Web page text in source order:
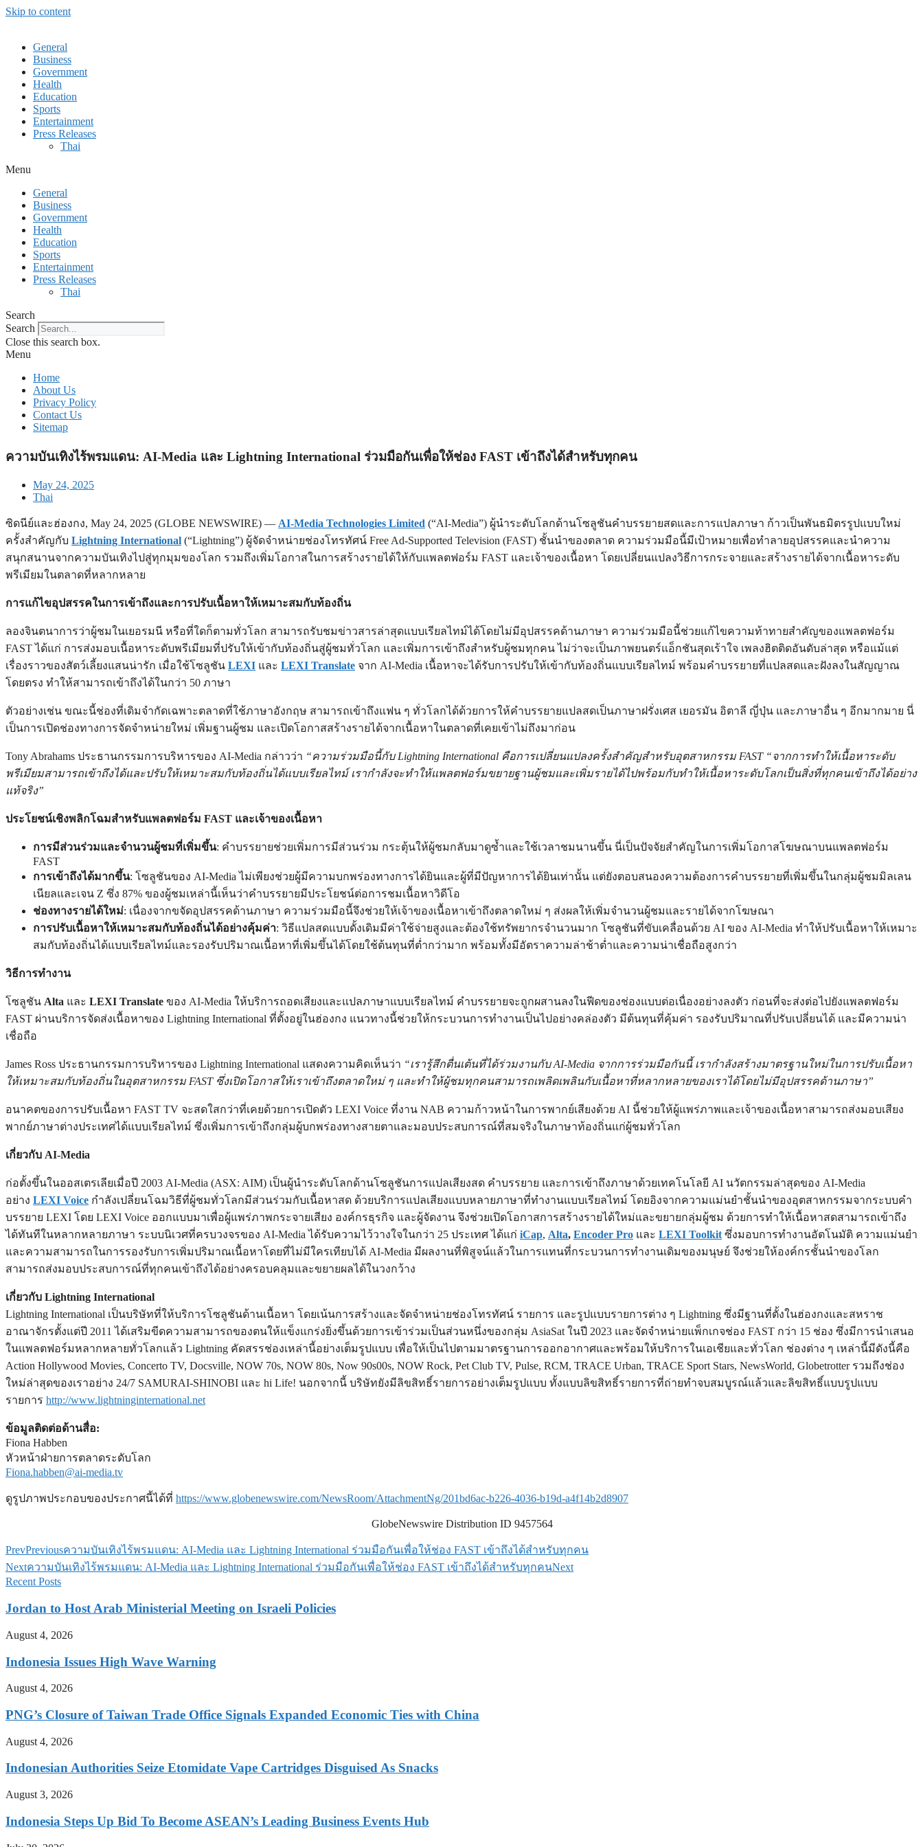
Skip to content
General
Business
Government
Health
Education
Sports
Entertainment
Press Releases
Thai
Menu
General
Business
Government
Health
Education
Sports
Entertainment
Press Releases
Thai
Search
Search
Close this search box.
Menu
Home
About Us
Privacy Policy
Contact Us
Sitemap
ความบันเทิงไร้พรมแดน: AI-Media และ Lightning International ร่วมมือกันเพื่อให้ช่อง FAST เข้าถึงได้สำหรับทุกคน
May 24, 2025
Thai
ซิดนีย์และฮ่องกง, May 24, 2025 (GLOBE NEWSWIRE) — AI-Media Technologies Limited (“AI-Media”) ผู้นำระดับโลกด้านโซลูชันคำบรรยายสดและการแปลภาษา ก้าวเป็นพันธมิตรรูปแบบใหม่
ครั้งสำคัญกับ Lightning International (“Lightning”) ผู้จัดจำหน่ายช่องโทรทัศน์ Free Ad-Supported Television (FAST) ชั้นนำของตลาด ความร่วมมือนี้มีเป้าหมายเพื่อทำลายอุปสรรคและนำความ
สนุกสนานจากความบันเทิงไปสู่ทุกมุมของโลก รวมถึงเพิ่มโอกาสในการสร้างรายได้ให้กับแพลตฟอร์ม FAST และเจ้าของเนื้อหา โดยเปลี่ยนแปลงวิธีการกระจายและสร้างรายได้จากเนื้อหาระดับ
พรีเมียมในตลาดที่หลากหลาย
การแก้ไขอุปสรรคในการเข้าถึงและการปรับเนื้อหาให้เหมาะสมกับท้องถิ่น
ลองจินตนาการว่าผู้ชมในเยอรมนี หรือที่ใดก็ตามทั่วโลก สามารถรับชมข่าวสารล่าสุดแบบเรียลไทม์ได้โดยไม่มีอุปสรรคด้านภาษา ความร่วมมือนี้ช่วยแก้ไขความท้าทายสำคัญของแพลตฟอร์ม
FAST ได้แก่ การส่งมอบเนื้อหาระดับพรีเมียมที่ปรับให้เข้ากับท้องถิ่นสู่ผู้ชมทั่วโลก และเพิ่มการเข้าถึงสำหรับผู้ชมทุกคน ไม่ว่าจะเป็นภาพยนตร์แอ็กชันสุดเร้าใจ เพลงฮิตติดอันดับล่าสุด หรือแม้แต่
เรื่องราวของสัตว์เลี้ยงแสนน่ารัก เมื่อใช้โซลูชัน LEXI และ LEXI Translate จาก AI-Media เนื้อหาจะได้รับการปรับให้เข้ากับท้องถิ่นแบบเรียลไทม์ พร้อมคำบรรยายที่แปลสดและฝังลงในสัญญาณ
โดยตรง ทำให้สามารถเข้าถึงได้ในกว่า 50 ภาษา
ตัวอย่างเช่น ขณะนี้ช่องที่เดิมจำกัดเฉพาะตลาดที่ใช้ภาษาอังกฤษ สามารถเข้าถึงแฟน ๆ ทั่วโลกได้ด้วยการให้คำบรรยายแปลสดเป็นภาษาฝรั่งเศส เยอรมัน อิตาลี ญี่ปุ่น และภาษาอื่น ๆ อีกมากมาย นี่
เป็นการเปิดช่องทางการจัดจำหน่ายใหม่ เพิ่มฐานผู้ชม และเปิดโอกาสสร้างรายได้จากเนื้อหาในตลาดที่เคยเข้าไม่ถึงมาก่อน
Tony Abrahams ประธานกรรมการบริหารของ AI-Media กล่าวว่า “ความร่วมมือนี้กับ Lightning International คือการเปลี่ยนแปลงครั้งสำคัญสำหรับอุตสาหกรรม FAST “จากการทำให้เนื้อหาระดับ
พรีเมียมสามารถเข้าถึงได้และปรับให้เหมาะสมกับท้องถิ่นได้แบบเรียลไทม์ เรากำลังจะทำให้แพลตฟอร์มขยายฐานผู้ชมและเพิ่มรายได้ไปพร้อมกับทำให้เนื้อหาระดับโลกเป็นสิ่งที่ทุกคนเข้าถึงได้อย่าง
แท้จริง”
ประโยชน์เชิงพลิกโฉมสำหรับแพลตฟอร์ม FAST และเจ้าของเนื้อหา
การมีส่วนร่วมและจำนวนผู้ชมที่เพิ่มขึ้น: คำบรรยายช่วยเพิ่มการมีส่วนร่วม กระตุ้นให้ผู้ชมกลับมาดูซ้ำและใช้เวลาชมนานขึ้น นี่เป็นปัจจัยสำคัญในการเพิ่มโอกาสโฆษณาบนแพลตฟอร์ม
FAST
การเข้าถึงได้มากขึ้น: โซลูชันของ AI-Media ไม่เพียงช่วยผู้มีความบกพร่องทางการได้ยินและผู้ที่มีปัญหาการได้ยินเท่านั้น แต่ยังตอบสนองความต้องการคำบรรยายที่เพิ่มขึ้นในกลุ่มผู้ชมมิลเลน
เนียลและเจน Z ซึ่ง 87% ของผู้ชมเหล่านี้เห็นว่าคำบรรยายมีประโยชน์ต่อการชมเนื้อหาวิดีโอ
ช่องทางรายได้ใหม่: เนื่องจากขจัดอุปสรรคด้านภาษา ความร่วมมือนี้จึงช่วยให้เจ้าของเนื้อหาเข้าถึงตลาดใหม่ ๆ ส่งผลให้เพิ่มจำนวนผู้ชมและรายได้จากโฆษณา
การปรับเนื้อหาให้เหมาะสมกับท้องถิ่นได้อย่างคุ้มค่า: วิธีแปลสดแบบดั้งเดิมมีค่าใช้จ่ายสูงและต้องใช้ทรัพยากรจำนวนมาก โซลูชันที่ขับเคลื่อนด้วย AI ของ AI-Media ทำให้ปรับเนื้อหาให้เหมาะ
สมกับท้องถิ่นได้แบบเรียลไทม์และรองรับปริมาณเนื้อหาที่เพิ่มขึ้นได้โดยใช้ต้นทุนที่ต่ำกว่ามาก พร้อมทั้งมีอัตราความล่าช้าต่ำและความน่าเชื่อถือสูงกว่า
วิธีการทำงาน
โซลูชัน Alta และ LEXI Translate ของ AI-Media ให้บริการถอดเสียงและแปลภาษาแบบเรียลไทม์ คำบรรยายจะถูกผสานลงในฟีดของช่องแบบต่อเนื่องอย่างลงตัว ก่อนที่จะส่งต่อไปยังแพลตฟอร์ม
FAST ผ่านบริการจัดส่งเนื้อหาของ Lightning International ที่ตั้งอยู่ในฮ่องกง แนวทางนี้ช่วยให้กระบวนการทำงานเป็นไปอย่างคล่องตัว มีต้นทุนที่คุ้มค่า รองรับปริมาณที่ปรับเปลี่ยนได้ และมีความน่า
เชื่อถือ
James Ross ประธานกรรมการบริหารของ Lightning International แสดงความคิดเห็นว่า “เรารู้สึกตื่นเต้นที่ได้ร่วมงานกับ AI-Media จากการร่วมมือกันนี้ เรากำลังสร้างมาตรฐานใหม่ในการปรับเนื้อหา
ให้เหมาะสมกับท้องถิ่นในอุตสาหกรรม FAST ซึ่งเปิดโอกาสให้เราเข้าถึงตลาดใหม่ ๆ และทำให้ผู้ชมทุกคนสามารถเพลิดเพลินกับเนื้อหาที่หลากหลายของเราได้โดยไม่มีอุปสรรคด้านภาษา”
อนาคตของการปรับเนื้อหา FAST TV จะสดใสกว่าที่เคยด้วยการเปิดตัว LEXI Voice ที่งาน NAB ความก้าวหน้าในการพากย์เสียงด้วย AI นี้ช่วยให้ผู้แพร่ภาพและเจ้าของเนื้อหาสามารถส่งมอบเสียง
พากย์ภาษาต่างประเทศได้แบบเรียลไทม์ ซึ่งเพิ่มการเข้าถึงกลุ่มผู้บกพร่องทางสายตาและมอบประสบการณ์ที่สมจริงในภาษาท้องถิ่นแก่ผู้ชมทั่วโลก
เกี่ยวกับ AI-Media
ก่อตั้งขึ้นในออสเตรเลียเมื่อปี 2003 AI-Media (ASX: AIM) เป็นผู้นำระดับโลกด้านโซลูชันการแปลเสียงสด คำบรรยาย และการเข้าถึงภาษาด้วยเทคโนโลยี AI นวัตกรรมล่าสุดของ AI-Media
อย่าง LEXI Voice กำลังเปลี่ยนโฉมวิธีที่ผู้ชมทั่วโลกมีส่วนร่วมกับเนื้อหาสด ด้วยบริการแปลเสียงแบบหลายภาษาที่ทำงานแบบเรียลไทม์ โดยอิงจากความแม่นยำชั้นนำของอุตสาหกรรมจากระบบคำ
บรรยาย LEXI โดย LEXI Voice ออกแบบมาเพื่อผู้แพร่ภาพกระจายเสียง องค์กรธุรกิจ และผู้จัดงาน จึงช่วยเปิดโอกาสการสร้างรายได้ใหม่และขยายกลุ่มผู้ชม ด้วยการทำให้เนื้อหาสดสามารถเข้าถึง
ได้ทันทีในหลากหลายภาษา ระบบนิเวศที่ครบวงจรของ AI-Media ได้รับความไว้วางใจในกว่า 25 ประเทศ ได้แก่ iCap, Alta, Encoder Pro และ LEXI Toolkitซึ่งมอบการทำงานอัตโนมัติ ความแม่นยำ
และความสามารถในการรองรับการเพิ่มปริมาณเนื้อหาโดยที่ไม่มีใครเทียบได้ AI-Media มีผลงานที่พิสูจน์แล้วในการแทนที่กระบวนการทำงานเดิมของมนุษย์ จึงช่วยให้องค์กรชั้นนำของโลก
สามารถส่งมอบประสบการณ์ที่ทุกคนเข้าถึงได้อย่างครอบคลุมและขยายผลได้ในวงกว้าง
เกี่ยวกับ Lightning International
Lightning International เป็นบริษัทที่ให้บริการโซลูชันด้านเนื้อหา โดยเน้นการสร้างและจัดจำหน่ายช่องโทรทัศน์ รายการ และรูปแบบรายการต่าง ๆ Lightning ซึ่งมีฐานที่ตั้งในฮ่องกงและสหราช
อาณาจักรตั้งแต่ปี 2011 ได้เสริมขีดความสามารถของตนให้แข็งแกร่งยิ่งขึ้นด้วยการเข้าร่วมเป็นส่วนหนึ่งของกลุ่ม AsiaSat ในปี 2023 และจัดจำหน่ายแพ็กเกจช่อง FAST กว่า 15 ช่อง ซึ่งมีการนำเสนอ
ในแพลตฟอร์มหลากหลายทั่วโลกแล้ว Lightning คัดสรรช่องเหล่านี้อย่างเต็มรูปแบบ เพื่อให้เป็นไปตามมาตรฐานการออกอากาศและพร้อมให้บริการในเอเชียและทั่วโลก ช่องต่าง ๆ เหล่านี้มีดังนี้คือ
Action Hollywood Movies, Concerto TV, Docsville, NOW 70s, NOW 80s, Now 90s00s, NOW Rock, Pet Club TV, Pulse, RCM, TRACE Urban, TRACE Sport Stars, NewsWorld, Globetrotter รวมถึงช่อง
ใหม่ล่าสุดของเราอย่าง 24/7 SAMURAI-SHINOBI และ hi Life! นอกจากนี้ บริษัทยังมีลิขสิทธิ์รายการอย่างเต็มรูปแบบ ทั้งแบบลิขสิทธิ์รายการที่ถ่ายทำจบสมบูรณ์แล้วและลิขสิทธิ์แบบรูปแบบ
รายการ http://www.lightninginternational.net
ข้อมูลติดต่อด้านสื่อ:
Fiona Habben
หัวหน้าฝ่ายการตลาดระดับโลก
Fiona.habben@ai-media.tv
ดูรูปภาพประกอบของประกาศนี้ได้ที่ https://www.globenewswire.com/NewsRoom/AttachmentNg/201bd6ac-b226-4036-b19d-a4f14b2d8907
GlobeNewswire Distribution ID 9457564
PrevPreviousความบันเทิงไร้พรมแดน: AI-Media และ Lightning International ร่วมมือกันเพื่อให้ช่อง FAST เข้าถึงได้สำหรับทุกคน
Nextความบันเทิงไร้พรมแดน: AI-Media และ Lightning International ร่วมมือกันเพื่อให้ช่อง FAST เข้าถึงได้สำหรับทุกคนNext
Recent Posts
Jordan to Host Arab Ministerial Meeting on Israeli Policies
August 4, 2026
Indonesia Issues High Wave Warning
August 4, 2026
PNG’s Closure of Taiwan Trade Office Signals Expanded Economic Ties with China
August 4, 2026
Indonesian Authorities Seize Etomidate Vape Cartridges Disguised As Snacks
August 3, 2026
Indonesia Steps Up Bid To Become ASEAN’s Leading Business Events Hub